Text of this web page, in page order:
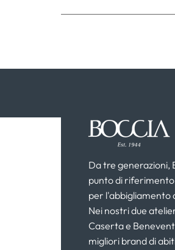
Da tre generazioni,
punto di
per l'abbigliamento
Nei nostri due
Caserta e
migliori brand di